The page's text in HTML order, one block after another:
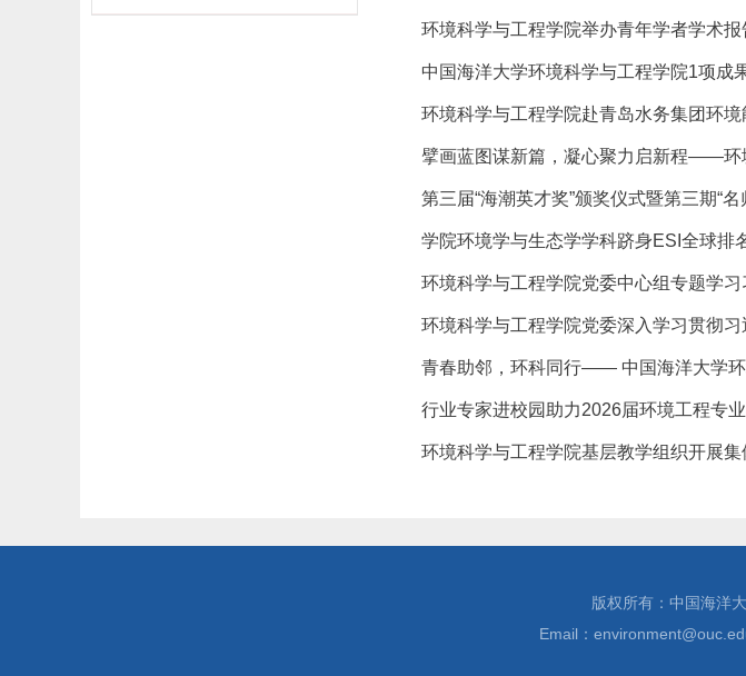
环境科学与工程学院举办青年学者学术报
中国海洋大学环境科学与工程学院1项成
环境科学与工程学院赴青岛水务集团环
擘画蓝图谋新篇，凝心聚力启新程——环
第三届“海潮英才奖”颁奖仪式暨第三期“名
学院环境学与生态学学科跻身ESI全球排
环境科学与工程学院党委中心组专题学
环境科学与工程学院党委深入学习贯彻
青春助邻，环科同行—— 中国海洋大学
行业专家进校园助力2026届环境工程专
环境科学与工程学院基层教学组织开展
版权所有：中国海洋
Email：